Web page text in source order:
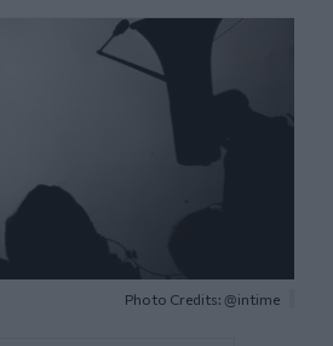
Photo Credits: @intime